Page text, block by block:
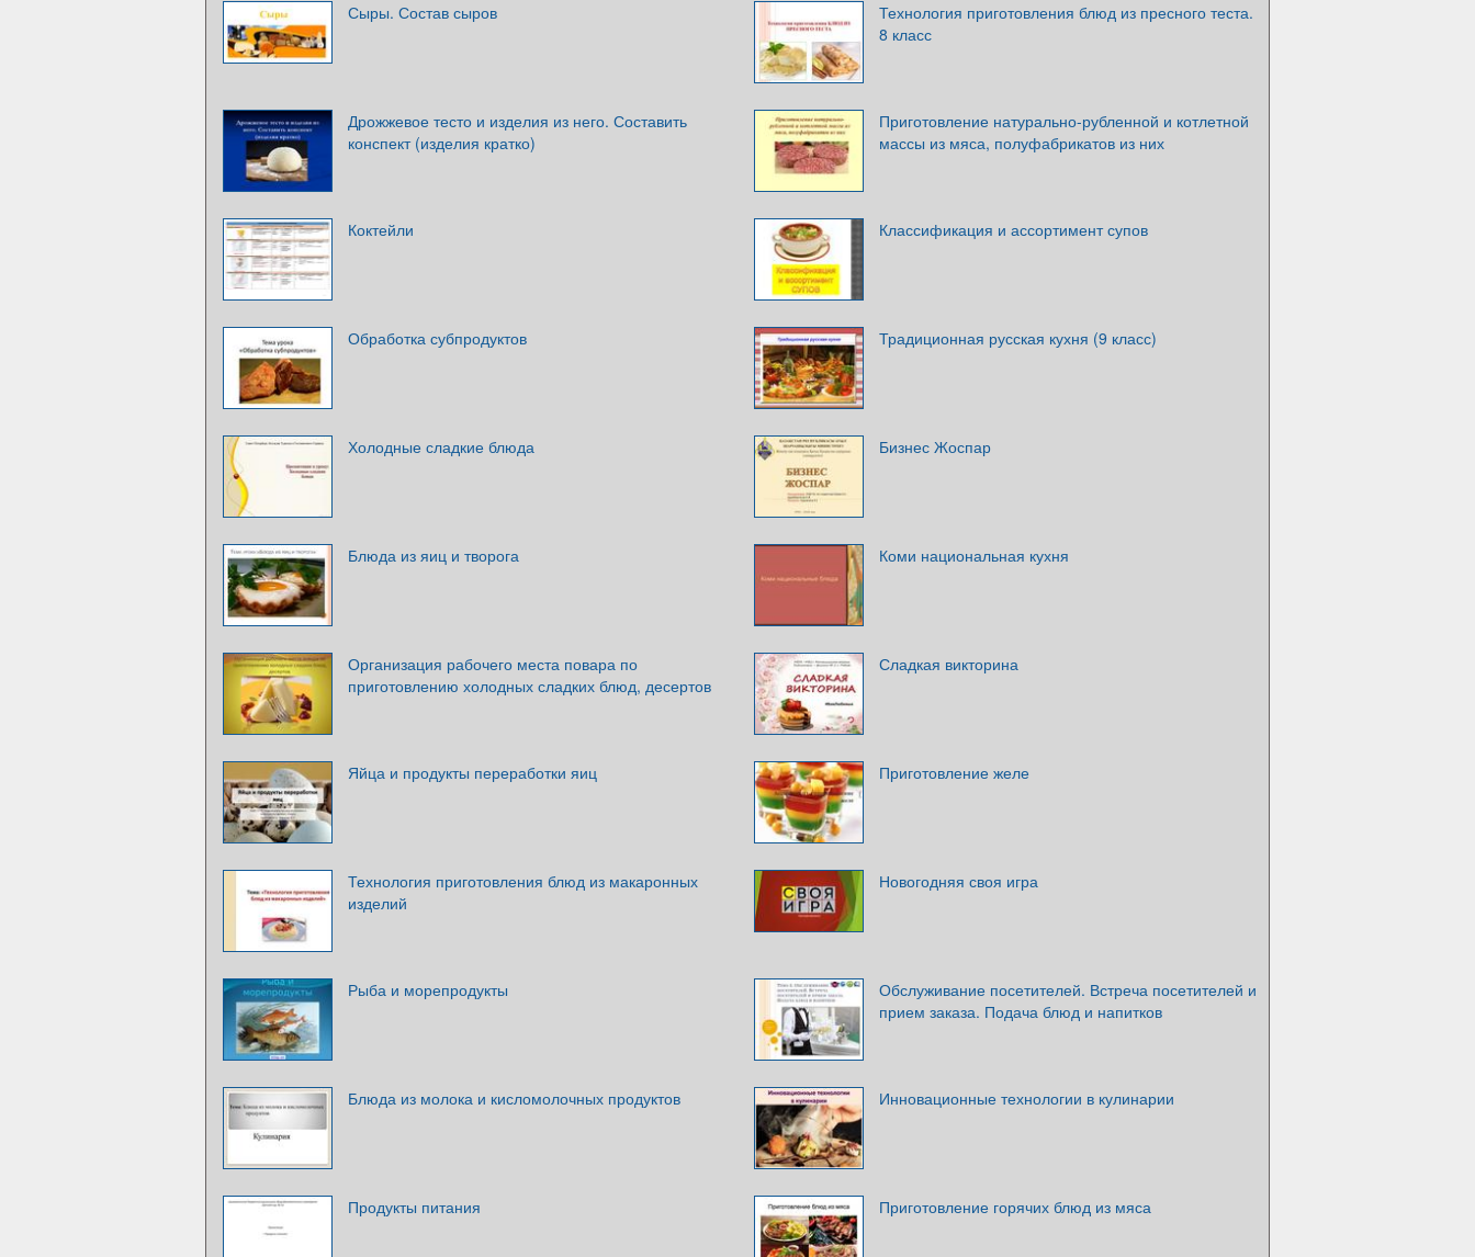
Сыры. Состав сыров
Технология приготовления блюд из пресного теста.
8 класс
Дрожжевое тесто и изделия из него. Составить
конспект (изделия кратко)
Приготовление натурально-рубленной и котлетной
массы из мяса, полуфабрикатов из них
Коктейли Классификация и ассортимент супов
Обработка субпродуктов Традиционная русская кухня (9 класс)
Холодные сладкие блюда Бизнес Жоспар
Блюда из яиц и творога Коми национальная кухня
Организация рабочего места повара по
приготовлению холодных сладких блюд, десертов
Сладкая викторина
Яйца и продукты переработки яиц Приготовление желе
Технология приготовления блюд из макаронных
изделий
Новогодняя своя игра
Рыба и морепродукты
Обслуживание посетителей. Встреча посетителей и
прием заказа. Подача блюд и напитков
Блюда из молока и кисломолочных продуктов Инновационные технологии в кулинарии
Продукты питания Приготовление горячих блюд из мяса